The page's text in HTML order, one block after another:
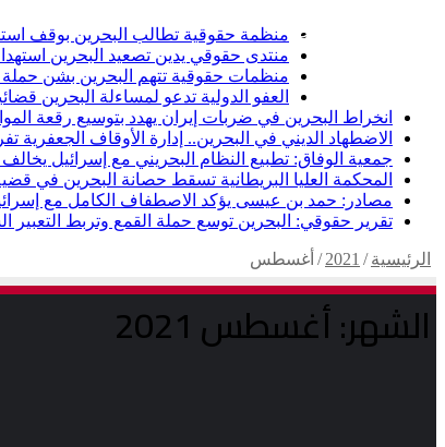
فيسبوك
منظمة حقوقية تطالب البحرين بوقف
منتدى حقوقي يدين تصعيد البحرين استهداف
منظمات حقوقية تتهم البحرين بشن
العفو الدولية تدعو لمساءلة البحرين
انخراط البحرين في ضربات إيران يهدد بتوسيع رقعة
الاضطهاد الديني في البحرين.. إدارة الأوقاف الجعفرية
جمعية الوفاق: تطبيع النظام البحريني مع إسرائيل يخالف
المحكمة العليا البريطانية تسقط حصانة البحرين في
مصادر: حمد بن عيسى يؤكد الاصطفاف الكامل مع
تقرير حقوقي: البحرين توسع حملة القمع وتربط التعبير
الرئيسية /
2021
/ أغسطس
الشهر:أغسطس 2021